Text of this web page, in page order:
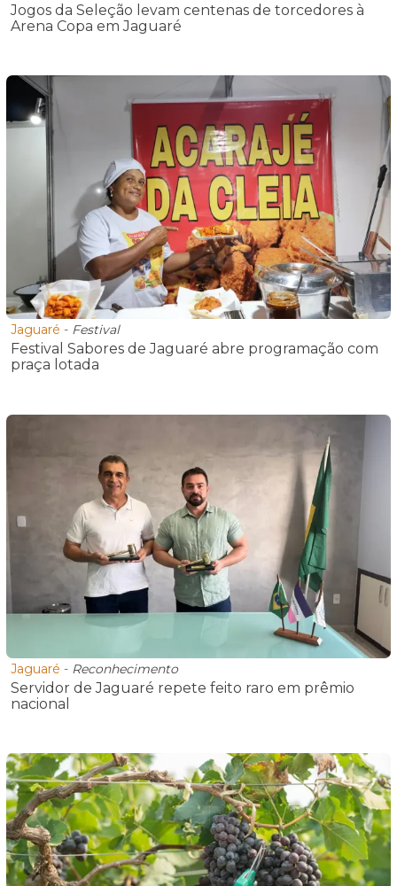
Jogos da Seleção levam centenas de torcedores à
Arena Copa em Jaguaré
Jaguaré - Festival
Festival Sabores de Jaguaré abre programação com
praça lotada
Jaguaré - Reconhecimento
Servidor de Jaguaré repete feito raro em prêmio
nacional